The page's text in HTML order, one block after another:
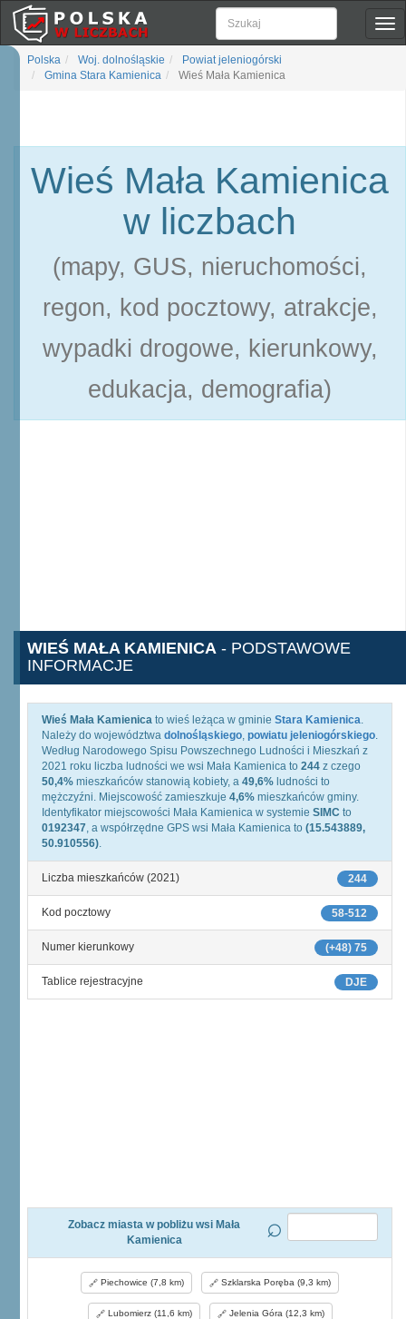
Polska Woj. dolnośląskie
Powiat jeleniogórski
Gmina Stara Kamienica
Wieś Mała Kamienica
Wieś Mała Kamienica
w liczbach
(mapy, GUS, nieruchomości,
regon, kod pocztowy, atrakcje,
wypadki drogowe, kierunkowy,
edukacja, demografia)
WIEŚ MAŁA KAMIENICA - PODSTAWOWE
INFORMACJE
Wieś Mała Kamienica to wieś leżąca w gminie Stara Kamienica.
Należy do województwa dolnośląskiego, powiatu jeleniogórskiego.
Według Narodowego Spisu Powszechnego Ludności i Mieszkań z
2021 roku liczba ludności we wsi Mała Kamienica to 244 z czego
50,4% mieszkańców stanowią kobiety, a 49,6% ludności to
mężczyźni. Miejscowość zamieszkuje 4,6% mieszkańców gminy.
Identyfikator miejscowości Mała Kamienica w systemie SIMC to
0192347, a współrzędne GPS wsi Mała Kamienica to (15.543889,
50.910556).
244
Liczba mieszkańców (2021)
58-512
Kod pocztowy
(+48) 75
Numer kierunkowy
DJE
Tablice rejestracyjne
Zobacz miasta w pobliżu wsi Mała
Kamienica
Piechowice (7,8 km) Szklarska Poręba (9,3 km)
Lubomierz (11,6 km) Jelenia Góra (12,3 km)